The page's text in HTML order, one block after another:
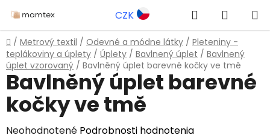
na
obsah
CZK Hľadať
KOŠÍK
Domov
/ Metrový textil / Odevné a módne látky / Pleteniny -
teplákoviny a úplety / Úplety / Bavlnený úplet / Bavlnený
úplet vzorovaný / Bavlněný úplet barevné kočky ve tmě
Bavlněný úplet barevné
kočky ve tmě
Priemerné
Neohodnotené Podrobnosti hodnotenia